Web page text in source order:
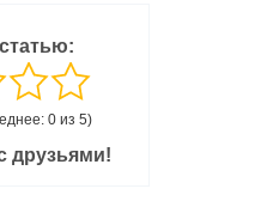
0 из 5)
друзьями!